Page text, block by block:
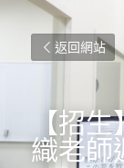
返回網站
【招
織老師